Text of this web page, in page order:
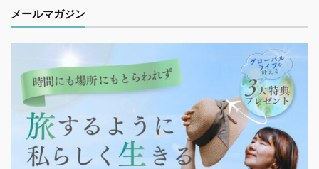
メールマガジン